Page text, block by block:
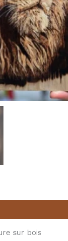
sur bois